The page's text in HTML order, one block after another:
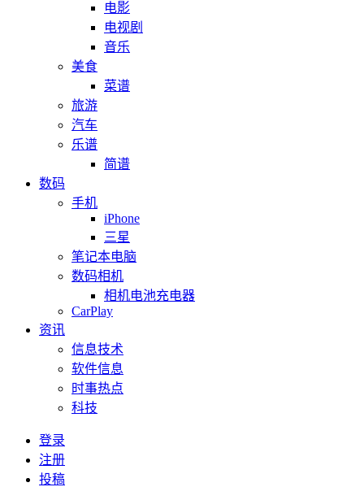
电影
电视剧
音乐
美食
菜谱
旅游
汽车
乐谱
简谱
数码
手机
iPhone
三星
笔记本电脑
数码相机
相机电池充电器
CarPlay
资讯
信息技术
软件信息
时事热点
科技
登录
注册
投稿